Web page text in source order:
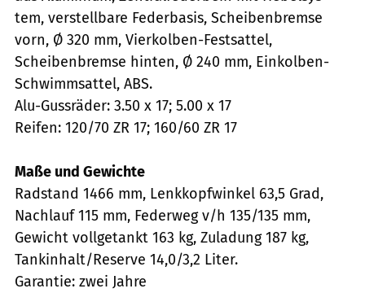
tem, verstellbare Federbasis, Scheibenbremse
vorn, Ø 320 mm, Vierkolben-Festsattel,
Scheibenbremse hinten, Ø 240 mm, Einkolben-
Schwimmsattel, ABS.
Alu-Gussräder: 3.50 x 17; 5.00 x 17
Reifen: 120/70 ZR 17; 160/60 ZR 17
Maße und Gewichte
Radstand 1466 mm, Lenkkopfwinkel 63,5 Grad,
Nachlauf 115 mm, Federweg v/h 135/135 mm,
Gewicht vollgetankt 163 kg, Zuladung 187 kg,
Tankinhalt/Reserve 14,0/3,2 Liter.
Garantie: zwei Jahre